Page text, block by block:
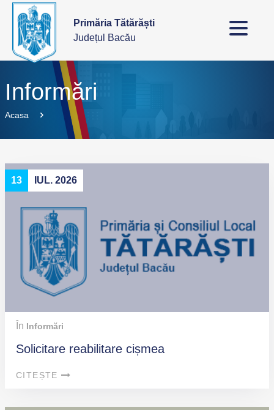
Primăria Tătărăști
Județul Bacău
Informări
Acasa
13 IUL. 2026
În Informări
Solicitare reabilitare cișmea
CITEȘTE